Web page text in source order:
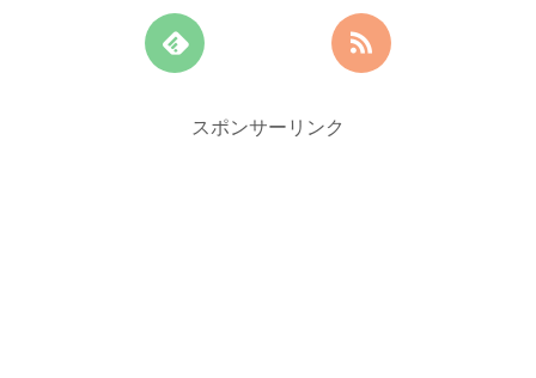
スポンサーリンク